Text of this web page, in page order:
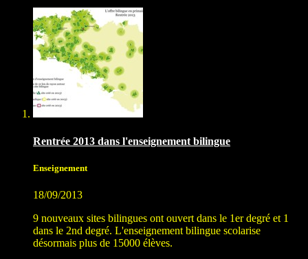
Rentrée 2013 dans l'enseignement bilingue
Enseignement
18/09/2013
9 nouveaux sites bilingues ont ouvert dans le 1er degré et 1
dans le 2nd degré. L'enseignement bilingue scolarise
désormais plus de 15000 élèves.